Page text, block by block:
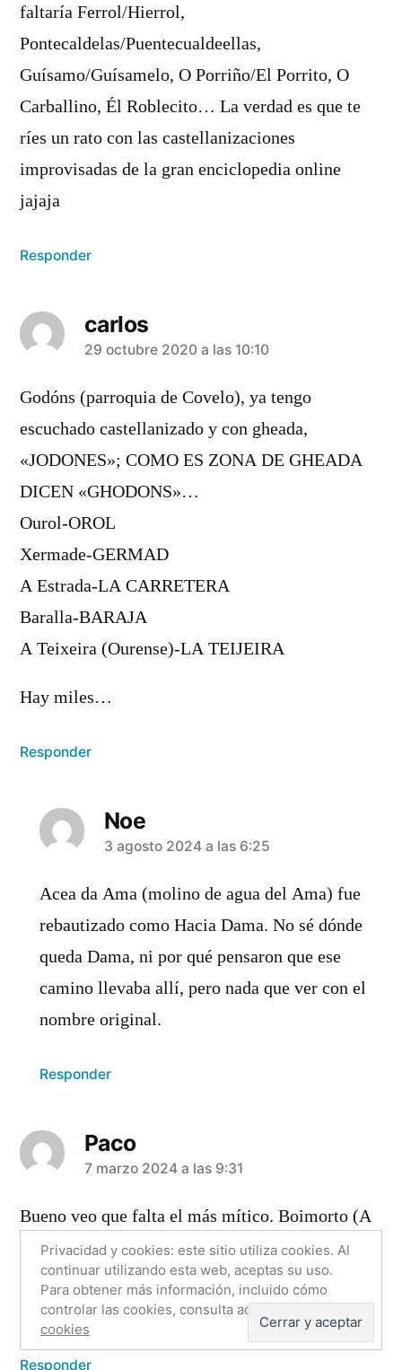
faltaría Ferrol/Hierrol,
Pontecaldelas/Puentecualdeellas,
Guísamo/Guísamelo, O Porriño/El Porrito, O
Carballino, Él Roblecito… La verdad es que te
ríes un rato con las castellanizaciones
improvisadas de la gran enciclopedia online
jajaja
Responder
carlos
dice:
29 octubre 2020 a las 10:10
Godóns (parroquia de Covelo), ya tengo
escuchado castellanizado y con gheada,
«JODONES»; COMO ES ZONA DE GHEADA
DICEN «GHODONS»…
Ourol-OROL
Xermade-GERMAD
A Estrada-LA CARRETERA
Baralla-BARAJA
A Teixeira (Ourense)-LA TEIJEIRA
Hay miles…
Responder
Noe
dice:
3 agosto 2024 a las 6:25
Acea da Ama (molino de agua del Ama) fue
rebautizado como Hacia Dama. No sé dónde
queda Dama, ni por qué pensaron que ese
camino llevaba allí, pero nada que ver con el
nombre original.
Responder
Paco
dice:
7 marzo 2024 a las 9:31
Bueno veo que falta el más mítico. Boimorto (A
Coruña) por Vaquita Fallecida que cuenta la
anécdota que así lo llamaban los que regresaban
de la emigración de Argentina.
Responder
Privacidad y cookies: este sitio utiliza cookies. Al
continuar utilizando esta web, aceptas su uso.
Para obtener más información, incluido cómo
controlar las cookies, consulta aquí:
cookies